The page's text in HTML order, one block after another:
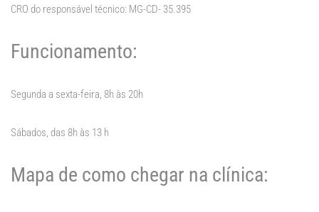
CRO do responsável técnico: MG-CD- 35.395
Funcionamento:
Segunda a sexta-feira, 8h às 20h
Sábados, das 8h às 13 h
Mapa de como chegar na clínica: